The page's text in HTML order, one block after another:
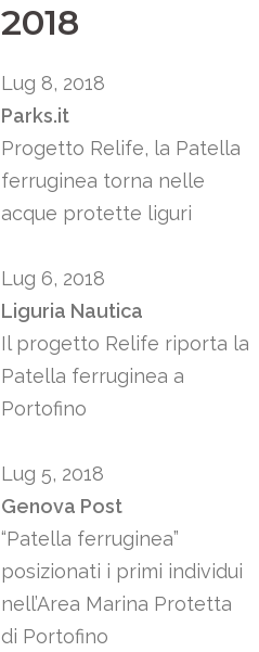
2018
Lug 8, 2018
Parks.it
Progetto Relife, la Patella
ferruginea torna nelle
acque protette liguri
Lug 6, 2018
Liguria Nautica
Il progetto Relife riporta la
Patella ferruginea a
Portofino
Lug 5, 2018
Genova Post
“Patella ferruginea”
posizionati i primi individui
nell’Area Marina Protetta
di Portofino